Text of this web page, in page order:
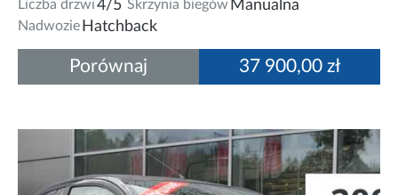
Liczba drzwi4/5 Skrzynia biegów Manualna
Nadwozie Hatchback
37 900,00 zł
Porównaj